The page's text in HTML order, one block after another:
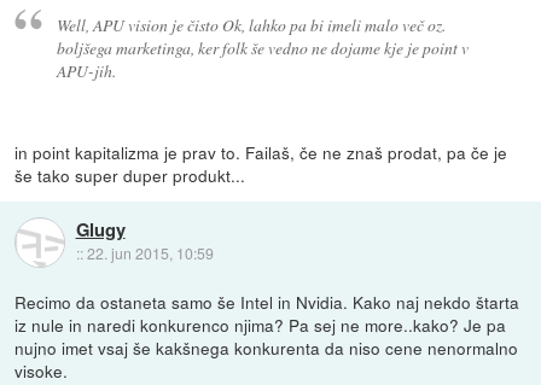
Well, APU vision je čisto Ok, lahko pa bi imeli malo več oz.
boljšega marketinga, ker folk še vedno ne dojame kje je point v
APU-jih.
in point kapitalizma je prav to. Failaš, če ne znaš prodat, pa če je
še tako super duper produkt...
Glugy
::22. jun 2015, 10:59
Recimo da ostaneta samo še Intel in Nvidia. Kako naj nekdo štarta
iz nule in naredi konkurenco njima? Pa sej ne more..kako? Je pa
nujno imet vsaj še kakšnega konkurenta da niso cene nenormalno
visoke.